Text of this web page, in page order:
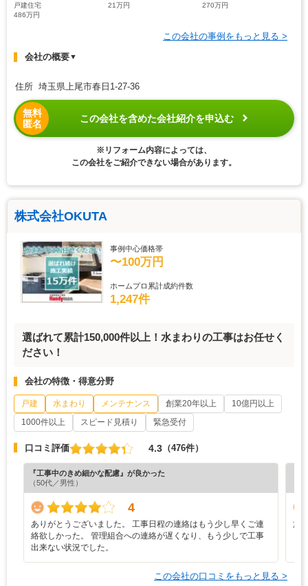
戸建住宅
486万円
21万円
270万円
この会社の事例をもっと見る >
会社の概要▼
住所 埼玉県上尾市春日1-27-36
無料
匿名
この会社を含めた会社紹介を申込む
※リフォーム内容によっては、
この会社をご紹介できない場合があります。
株式会社OKUTA
事例中心価格帯
〜100万円
ホームプロ累計成約件数
1,247件
選ばれて累計150,000件以上！水まわりの工事はお任せく
ださい！
会社の特徴・得意分野
戸建 水まわり メンテナンス 創業20年以上
10億円以上
1000件以上
スピード見積り 緊急受付
口コミ評価 4.3 （476件）
『工事中のきめ細かな配慮』が良かった
（50代／男性）
4
ありがとうございました。 工事日程の連絡はもう少し早くご連
絡欲しかった。 管理組合への連絡が遅くなり、もう少しで工事
出来ない状況でした。
施
この会社の口コミをもっと見る >